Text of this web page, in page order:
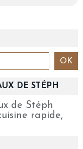
DE STÉPH
rapide,